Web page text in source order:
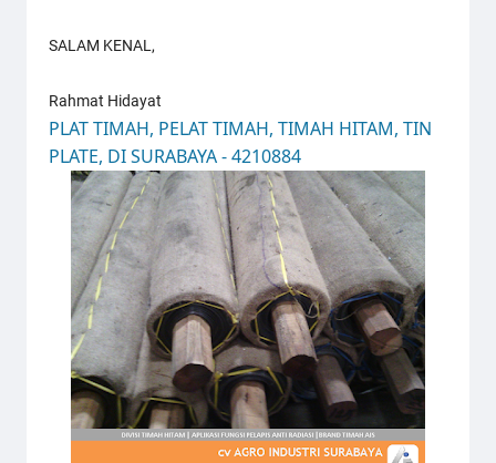
SALAM KENAL,
Rahmat Hidayat
PLAT TIMAH, PELAT TIMAH, TIMAH HITAM, TIN
PLATE, DI SURABAYA - 4210884